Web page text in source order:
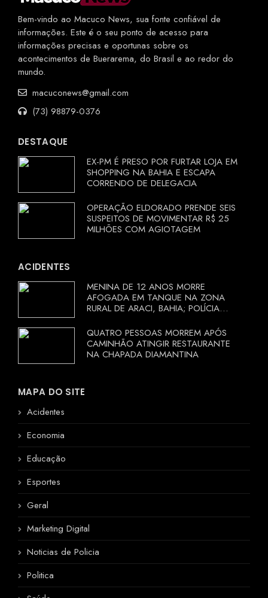
Bem-vindo ao Macuco News, sua fonte confiável de
informações. Este é o seu ponto de acesso para
informações precisas e oportunas sobre os
acontecimentos de Buerarema, do Brasil e ao redor do
mundo.
macuconews@gmail.com
(73) 98879-0376
DESTAQUE
EX-PM É PRESO POR FURTAR LOJA EM
SHOPPING NA BAHIA E ESCAPA
CORRENDO DE DELEGACIA
OPERAÇÃO ELDORADO PRENDE SEIS
SUSPEITOS DE MOVIMENTAR R$ 25
MILHÕES COM AGIOTAGEM
ACIDENTES
MENINA DE 12 ANOS MORRE
AFOGADA EM TANQUE NA ZONA
RURAL DE ARACI, BAHIA; POLÍCIA
QUATRO PESSOAS MORREM APÓS
CAMINHÃO ATINGIR RESTAURANTE
NA CHAPADA DIAMANTINA
MAPA DO SITE
Acidentes
Economia
Educação
Esportes
Geral
Marketing Digital
Noticias de Policia
Politica